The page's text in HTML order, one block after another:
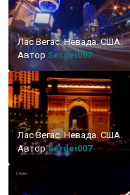
Лас Вегас. Невада. США.
Автор Sergei007
Лас Вегас. Невада. США.
АвторSergei007